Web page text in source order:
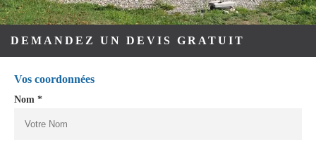
DEMANDEZ UN DEVIS GRATUIT
Vos coordonnées
Nom *